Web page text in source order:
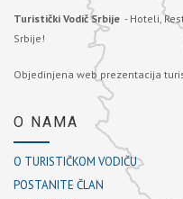
Turistički Vodič Srbije - Hoteli,
Srbije!
Objedinjena web prezentacija
O NAMA
O TURISTIČKOM VODIČU
POSTANITE ČLAN